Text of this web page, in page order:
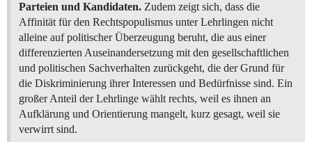
Parteien und Kandidaten. Zudem zeigt sich, dass die
Affinität für den Rechtspopulismus unter Lehrlingen nicht
alleine auf politischer Überzeugung beruht, die aus einer
differenzierten Auseinandersetzung mit den gesellschaftlichen
und politischen Sachverhalten zurückgeht, die der Grund für
die Diskriminierung ihrer Interessen und Bedürfnisse sind. Ein
großer Anteil der Lehrlinge wählt rechts, weil es ihnen an
Aufklärung und Orientierung mangelt, kurz gesagt, weil sie
verwirrt sind.